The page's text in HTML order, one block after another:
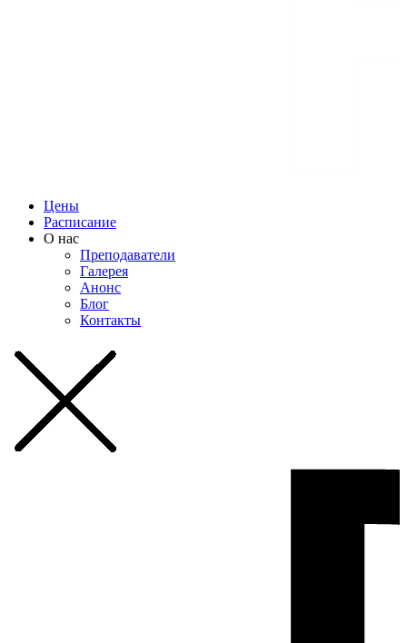
Цены
Расписание
О нас
Преподаватели
Галерея
Анонс
Блог
Контакты